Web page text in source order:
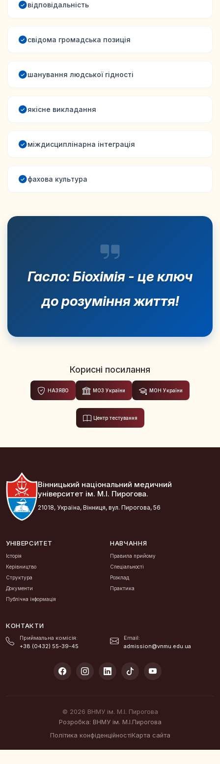
відповідальність
свідома громадська позиція
шанування людської гідності
якісне викладання
міждисциплінарна інтеграція
фахова культура
Гасло: Біохімія - це ключ
до розуміння життя!
Корисні посилання
НАЗЯВО МОЗ України МОН України
Центр тестування
Вінницький національний медичний
університет ім. М.І. Пирогова.
21018, Україна, Вінниця, вул. Пирогова, 56
УНІВЕРСИТЕТ
Історія
Керівництво
Структура
Документи
Публічна інформація
НАВЧАННЯ
Правила прийому
Спеціальності
Розклад
Практика
КОНТАКТИ
Приймальна комісія:
+38 (0432) 55-39-45
Email:
admission@vnmu.edu.ua
© 2026 ВНМУ ім. М.І. Пирогова
Розробка: ВНМУ ім. М.І.Пирогова
Політика конфіденційностіКарта сайта